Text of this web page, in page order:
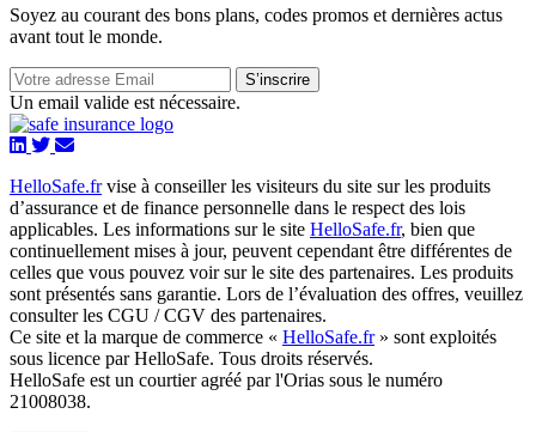
Soyez au courant des bons plans, codes promos et dernières actus
avant tout le monde.
S’inscrire
Un email valide est nécessaire.
HelloSafe.frvise à conseiller les visiteurs du site sur les produits
d’assurance et de finance personnelle dans le respect des lois
applicables. Les informations sur le site HelloSafe.fr, bien que
continuellement mises à jour, peuvent cependant être différentes de
celles que vous pouvez voir sur le site des partenaires. Les produits
sont présentés sans garantie. Lors de l’évaluation des offres, veuillez
consulter les CGU / CGV des partenaires.
Ce site et la marque de commerce « HelloSafe.fr» sont exploités
sous licence par HelloSafe. Tous droits réservés.
HelloSafe est un courtier agréé par l'Orias sous le numéro
21008038.